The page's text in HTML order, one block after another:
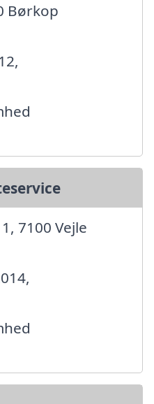
Børkop
7100 Vejle